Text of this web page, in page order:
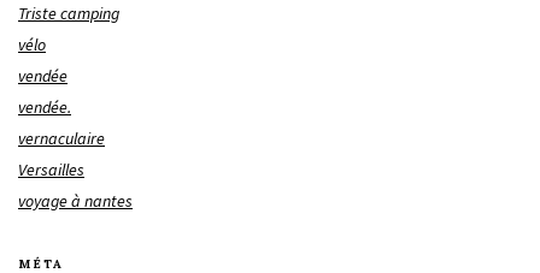
Triste camping
vélo
vendée
vendée.
vernaculaire
Versailles
voyage à nantes
MÉTA